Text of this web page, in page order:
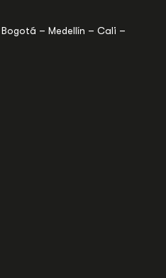
– Medellín – Cali –